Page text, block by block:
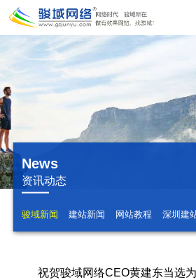
网
首
页
于
骏
域
服
务
项
目
模
板
建
增
值
公
News
资讯动态
骏域新闻 建站新闻 网站教程 深圳建
祝贺骏域网络CEO黄建东当选